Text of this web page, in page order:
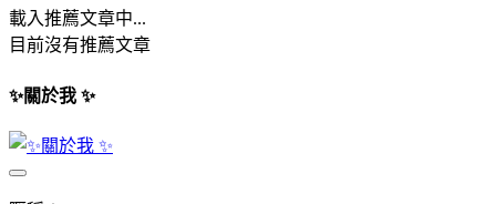
載入推薦文章中...
目前沒有推薦文章
✨關於我 ✨